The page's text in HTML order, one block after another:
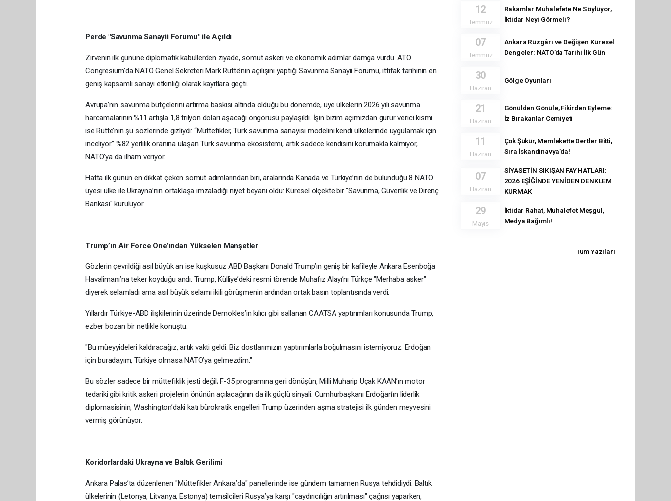
Perde "Savunma Sanayii Forumu" ile Açıldı
Zirvenin ilk gününe diplomatik kabullerden ziyade, somut askeri ve ekonomik adımlar damga vurdu. ATO
Congresium’da NATO Genel Sekreteri Mark Rutte’nin açılışını yaptığı Savunma Sanayii Forumu, ittifak tarihinin en
geniş kapsamlı sanayi etkinliği olarak kayıtlara geçti.
Avrupa’nın savunma bütçelerini artırma baskısı altında olduğu bu dönemde, üye ülkelerin 2026 yılı savunma
harcamalarının %11 artışla 1,8 trilyon doları aşacağı öngörüsü paylaşıldı. İşin bizim açımızdan gurur verici kısmı
ise Rutte’nin şu sözlerinde gizliydi: “Müttefikler, Türk savunma sanayisi modelini kendi ülkelerinde uygulamak için
inceliyor.” %82 yerlilik oranına ulaşan Türk savunma ekosistemi, artık sadece kendisini korumakla kalmıyor,
NATO’ya da ilham veriyor.
Hatta ilk günün en dikkat çeken somut adımlarından biri, aralarında Kanada ve Türkiye’nin de bulunduğu 8 NATO
üyesi ülke ile Ukrayna’nın ortaklaşa imzaladığı niyet beyanı oldu: Küresel ölçekte bir "Savunma, Güvenlik ve Direnç
Bankası" kuruluyor.
Trump’ın Air Force One’ından Yükselen Manşetler
Gözlerin çevrildiği asıl büyük an ise kuşkusuz ABD Başkanı Donald Trump’ın geniş bir kafileyle Ankara Esenboğa
Havalimanı’na teker koyduğu andı. Trump, Külliye’deki resmi törende Muhafız Alayı’nı Türkçe "Merhaba asker"
diyerek selamladı ama asıl büyük selamı ikili görüşmenin ardından ortak basın toplantısında verdi.
Yıllardır Türkiye-ABD ilişkilerinin üzerinde Demokles’in kılıcı gibi sallanan CAATSA yaptırımları konusunda Trump,
ezber bozan bir netlikle konuştu:
"Bu müeyyideleri kaldıracağız, artık vakti geldi. Biz dostlarımızın yaptırımlarla boğulmasını istemiyoruz. Erdoğan
için buradayım, Türkiye olmasa NATO’ya gelmezdim."
Bu sözler sadece bir müttefiklik jesti değil; F-35 programına geri dönüşün, Milli Muharip Uçak KAAN’ın motor
tedariki gibi kritik askeri projelerin önünün açılacağının da ilk güçlü sinyali. Cumhurbaşkanı Erdoğan’ın liderlik
diplomasisinin, Washington’daki katı bürokratik engelleri Trump üzerinden aşma stratejisi ilk günden meyvesini
vermiş görünüyor.
Koridorlardaki Ukrayna ve Baltık Gerilimi
Ankara Palas’ta düzenlenen "Müttefikler Ankara’da" panellerinde ise gündem tamamen Rusya tehdidiydi. Baltık
ülkelerinin (Letonya, Litvanya, Estonya) temsilcileri Rusya’ya karşı "caydırıcılığın artırılması" çağrısı yaparken,
12
Temmuz
Rakamlar Muhalefete Ne Söylüyor,
İktidar Neyi Görmeli?
07
Temmuz
Ankara Rüzgârı ve Değişen Küresel
Dengeler: NATO’da Tarihi İlk Gün
30
Haziran
Gölge Oyunları
21
Haziran
Gönülden Gönüle, Fikirden Eyleme:
İz Bırakanlar Cemiyeti
11
Haziran
Çok Şükür, Memlekette Dertler Bitti,
Sıra İskandinavya’da!
07
Haziran
SİYASETİN SIKIŞAN FAY HATLARI:
2026 EŞİĞİNDE YENİDEN DENKLEM
KURMAK
29
Mayıs
İktidar Rahat, Muhalefet Meşgul,
Medya Bağımlı!
Tüm Yazıları